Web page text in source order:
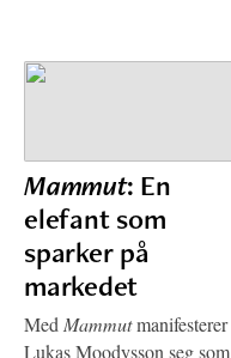
Mammut: En
elefant som
sparker på
markedet
Med Mammutmanifesterer
Lukas Moodysson seg som